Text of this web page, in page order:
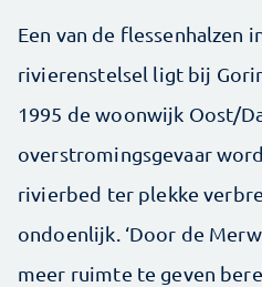
Een van de flessenhalzen
rivierenstelsel ligt bij
1995 de woonwijk Oost/
overstromingsgevaar
rivierbed ter plekke
ondoenlijk. ‘Door de
meer ruimte te geven